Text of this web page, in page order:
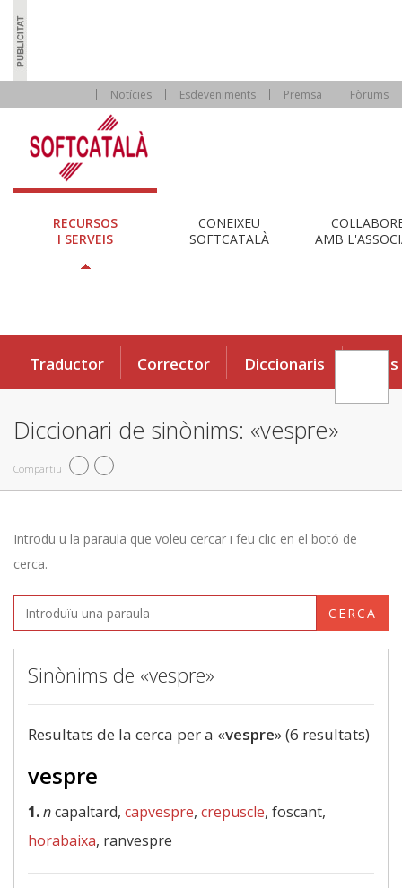
Notícies Esdeveniments Premsa Fòrums
RECURSOS
I SERVEIS
CONEIXEU
SOFTCATALÀ
AMB
Traductor Corrector Diccionaris Eines
Diccionari de sinònims: «vespre»
Compartiu
Introduïu la paraula que voleu cercar i feu clic en el botó de
cerca.
CERCA
Sinònims de «vespre»
Resultats de la cerca per a «vespre» (6 resultats)
vespre
1.ncapaltard, capvespre, crepuscle, foscant,
horabaixa, ranvespre